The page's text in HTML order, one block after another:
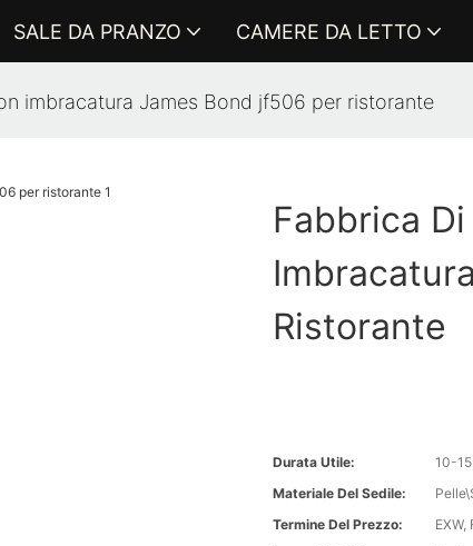
SALE DA PRANZO CAMERE DA LETTO
imbracatura James Bond jf506 per ristorante
Fabbrica
Ristorante
Durata Utile:
10-
Materiale Del Sedile:
Termine Del Prezzo:
EXW,